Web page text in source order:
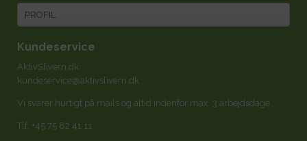
PROFIL
Kundeservice
AktivSlivern.dk
kundeservice@aktivslivern.dk
Vi svarer hurtigt på mails og altid indenfor max. 3 arbejdsdage.
Tlf. +45 75 82 41 11